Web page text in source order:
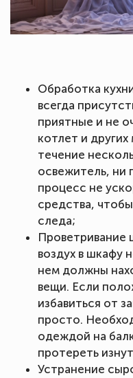
Обработка
всегда
приятные и не
котлет и
течение
освежитель, ни
процесс не
средства,
следа;
Проветривание
воздух в шкафу
нем должны
вещи. Если
избавиться от
просто.
одеждой на
протереть
Устранение